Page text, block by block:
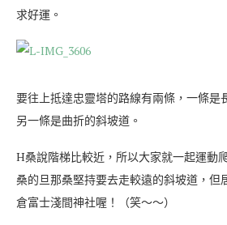
求好運。
要往上抵達忠靈塔的路線有兩條，一條是
另一條是曲折的斜坡道。
H桑說階梯比較近，所以大家就一起運動
桑的旦那桑堅持要去走較遠的斜坡道，但
倉富士淺間神社喔！（笑～～）